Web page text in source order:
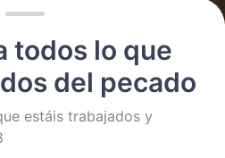
todos lo que
del pecado
estáis trabajados y